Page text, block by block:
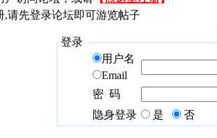
,请先登录论坛即可游览帖子
登录
用户名
Email
密 码
隐身登录
是 否